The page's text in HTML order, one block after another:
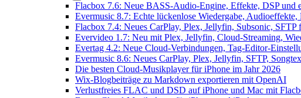
Flacbox 7.6: Neue BASS-Audio-Engine, Effekte, DSP und
Evermusic 8.7: Echte lückenlose Wiedergabe,
Flacbox 7.4: Neues CarPlay, Plex, Jellyfin, Subsonic,
Evervideo 1.7: Neu mit Plex, Jellyfin, Cloud-Streaming,
Evertag 4.2: Neue Cloud-Verbindungen, Tag-Editor-
Evermusic 8.6: Neues CarPlay, Plex, Jellyfin, SFTP,
Die besten Cloud-Musikplayer für iPhone im Jahr 2026
Wix-Blogbeiträge zu Markdown exportieren mit OpenAI
Verlustfreies FLAC und DSD auf iPhone und Mac mit